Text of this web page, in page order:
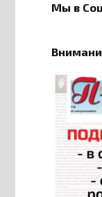
Мы в